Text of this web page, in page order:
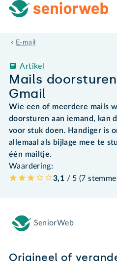
E-mail
Mails
Gmail
Artikel
Wie een of meerdere mails
doorsturen aan iemand, kan
voor stuk doen. Handiger is
allemaal als bijlage mee te
één mailtje.
Waardering:
3,1 / 5 (7
SeniorWeb
Origineel of